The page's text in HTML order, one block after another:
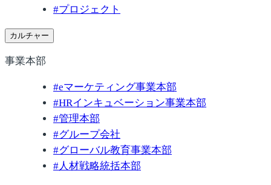
#プロジェクト
カルチャー
事業本部
#eマーケティング事業本部
#HRインキュベーション事業本部
#管理本部
#グループ会社
#グローバル教育事業本部
#人材戦略統括本部